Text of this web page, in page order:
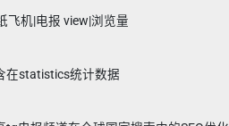
飞机|电报 view|浏览量
在statistics统计数据